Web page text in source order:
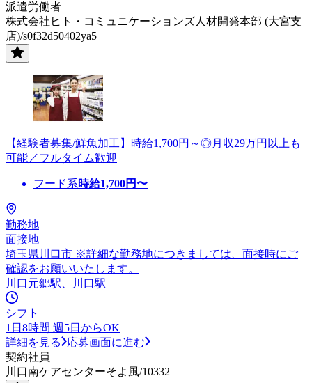
派遣労働者
株式会社ヒト・コミュニケーションズ人材開発本部 (大宮支
店)/s0f32d50402ya5
【経験者募集/鮮魚加工】時給1,700円～◎月収29万円以上も
可能／フルタイム歓迎
フード系時給1,700円〜
勤務地
面接地
埼玉県川口市 ※詳細な勤務地につきましては、面接時にご
確認をお願いいたします。
川口元郷駅、川口駅
シフト
1日8時間 週5日からOK
詳細を見る
応募画面に進む
契約社員
川口南ケアセンターそよ風/10332